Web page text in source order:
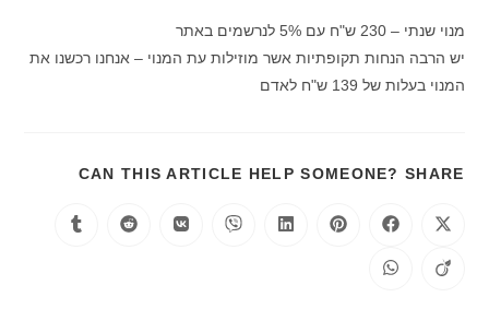
מנוי שנתי – 230 ש"ח עם 5% לנרשמים באתר
יש הרבה הנחות תקופתיות אשר מוזילות עת המנוי – אנחנו רכשנו את
המנוי בעלות של 139 ש"ח לאדם
CAN THIS ARTICLE HELP SOMEONE? SHARE